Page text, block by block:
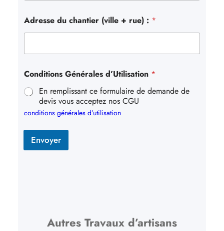
Adresse du chantier (ville + rue) : *
Conditions Générales d’Utilisation *
En remplissant ce formulaire de demande de
devis vous acceptez nos CGU
conditions générales d’utilisation
Envoyer
Autres Travaux d’artisans